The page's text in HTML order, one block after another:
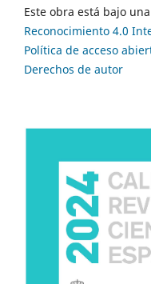
Este obra está bajo una
Reconocimiento 4.0
Política de acceso
Derechos de autor